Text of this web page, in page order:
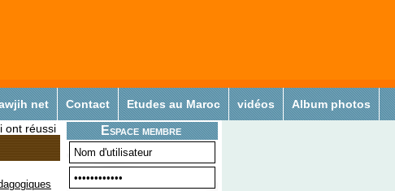
net Contact Etudes au Maroc vidéos Album photos
Espace membre
ont réussi